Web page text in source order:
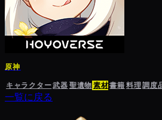
原神
キャラクター武器聖遺物素材書籍料理調度
一覧に戻る